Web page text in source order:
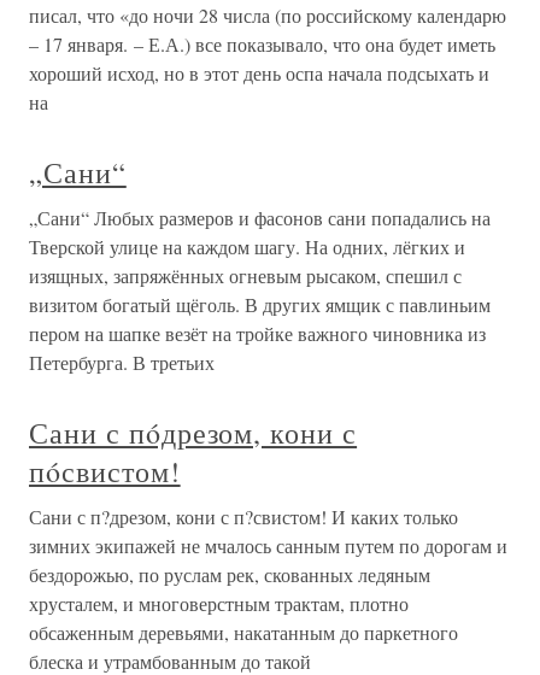
писал, что «до ночи 28 числа (по российскому календарю
– 17 января. – Е.А.) все показывало, что она будет иметь
хороший исход, но в этот день оспа начала подсыхать и
на
„Сани“
„Сани“ Любых размеров и фасонов сани попадались на
Тверской улице на каждом шагу. На одних, лёгких и
изящных, запряжённых огневым рысаком, спешил с
визитом богатый щёголь. В других ямщик с павлиньим
пером на шапке везёт на тройке важного чиновника из
Петербурга. В третьих
Сани с пóдрезом, кони с
пóсвистом!
Сани с п?дрезом, кони с п?свистом! И каких только
зимних экипажей не мчалось санным путем по дорогам и
бездорожью, по руслам рек, скованных ледяным
хрусталем, и многоверстным трактам, плотно
обсаженным деревьями, накатанным до паркетного
блеска и утрамбованным до такой